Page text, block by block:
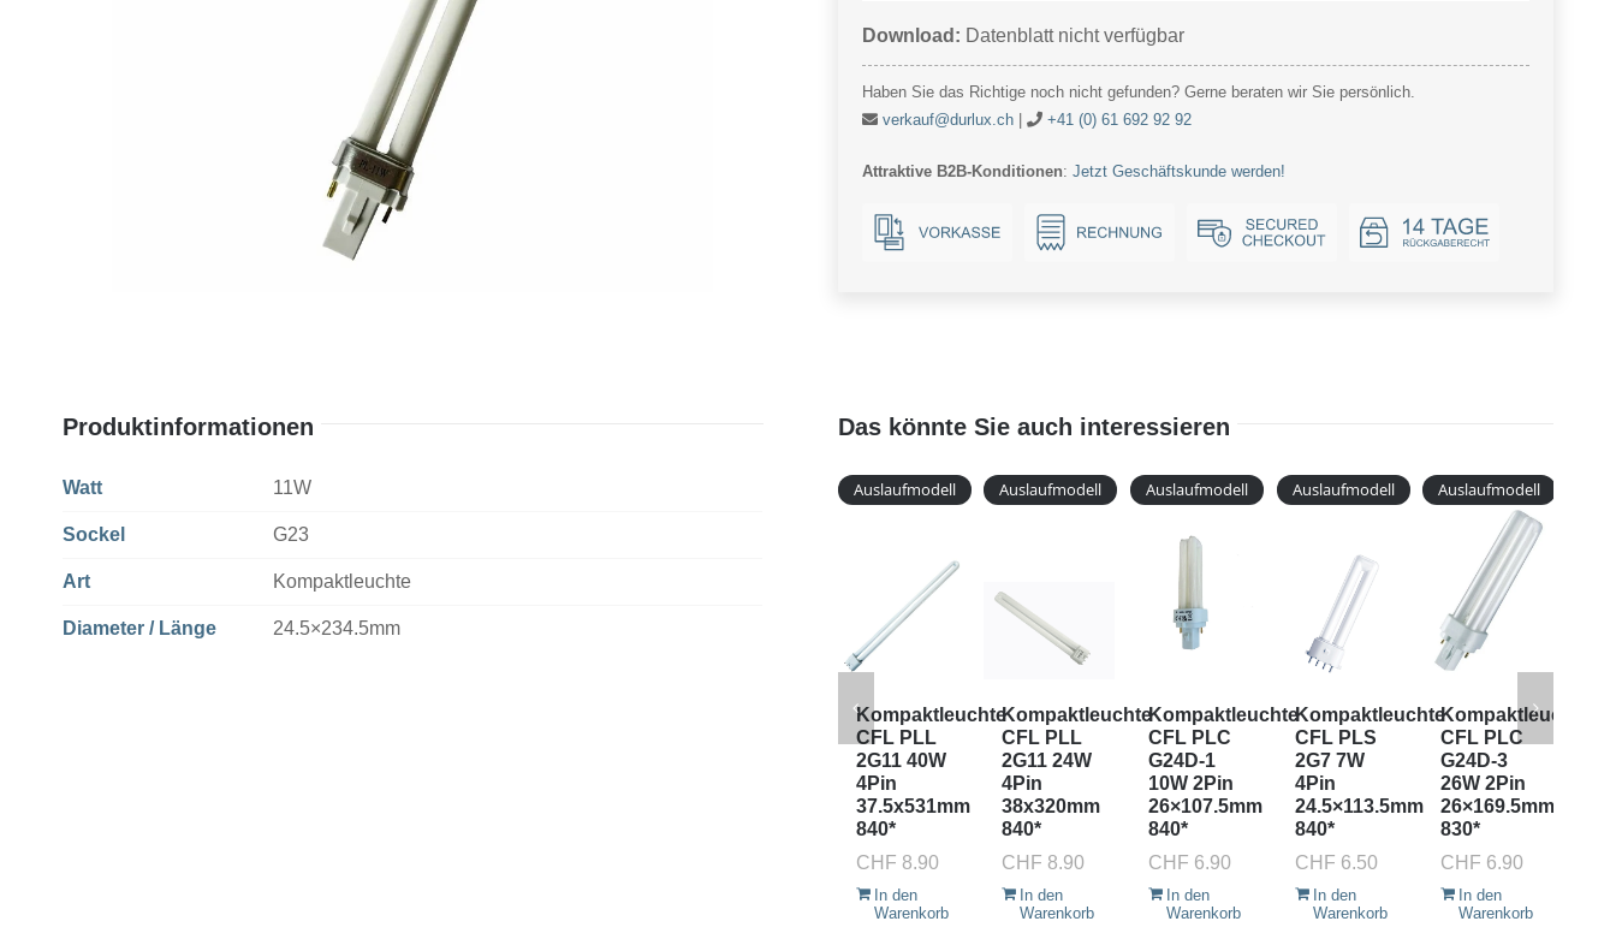
PLS
11W
24.5x234.5mm
Menge
Download: Datenblatt nicht verfügbar
Haben Sie das Richtige noch nicht gefunden? Gerne beraten wir Sie persönlich.
verkauf@durlux.ch| +41 (0) 61 692 92 92
Attraktive B2B-Konditionen: Jetzt Geschäftskunde werden!
Produktinformationen
Watt 11W
Sockel G23
Art Kompaktleuchte
Diameter / Länge 24.5×234.5mm
Das könnte Sie auch interessieren
Auslaufmodell
Kompaktleuchte
CFL PLL
2G11 40W
4Pin
37.5x531mm
840*
CHF 8.90
In den
Warenkorb
Auslaufmodell
Kompaktleuchte
CFL PLL
2G11 24W
4Pin
38x320mm
840*
CHF 8.90
In den
Warenkorb
Auslaufmodell
Kompaktleuchte
CFL PLC
G24D-1
10W 2Pin
26×107.5mm
840*
CHF 6.90
In den
Warenkorb
Auslaufmodell
Kompaktleuchte
CFL PLS
2G7 7W
4Pin
24.5×113.5mm
840*
CHF 6.50
In den
Warenkorb
Auslaufmodell
Kompaktleuchte
CFL PLC
G24D-3
26W 2Pin
26×169.5mm
830*
CHF 6.90
In den
Warenkorb